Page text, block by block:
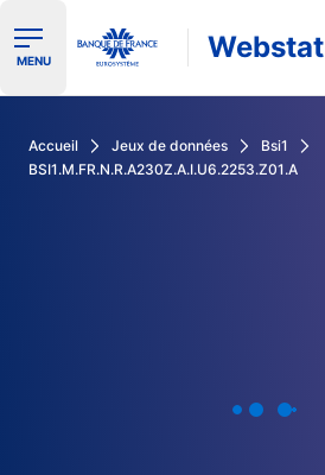
Ouvrir le menu de navigation
MENU Webstat
Accueil Jeux de données
Bsi1
BSI1.M.FR.N.R.A230Z.A.I.U6.2253.Z01.A